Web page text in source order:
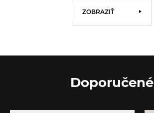
ZOBRAZIŤ
Doporučené